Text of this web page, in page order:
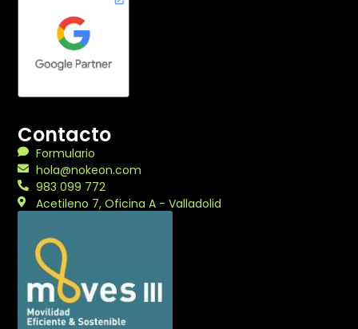
Contacto
Formulario
hola@nokeon.com
983 099 772
Acetileno 7, Oficina A - Valladolid